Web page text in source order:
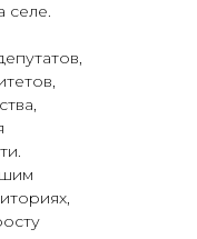
селе.